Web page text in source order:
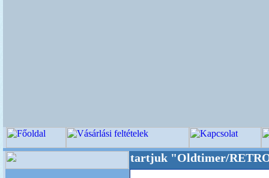
akarattal tartjuk "Oldtimer/RETRO"